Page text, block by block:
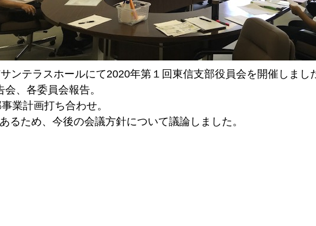
ンテラスホールにて2020年第１回東信支部役員会を開催しまし
、各委員会報告。
業計画打ち合わせ。
るため、今後の会議方針について議論しました。